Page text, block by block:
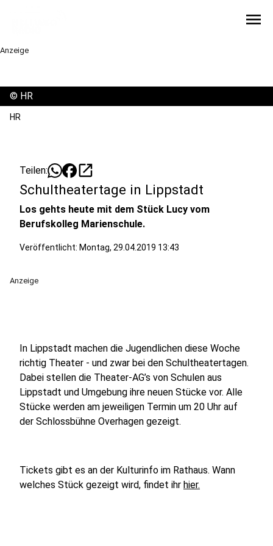
menu
Anzeige
© HR
HR
Teilen: open_in_new
Schultheatertage in Lippstadt
Los gehts heute mit dem Stück Lucy vom
Berufskolleg Marienschule.
Veröffentlicht: Montag, 29.04.2019 13:43
Anzeige
In Lippstadt machen die Jugendlichen diese Woche
richtig Theater - und zwar bei den Schultheatertagen.
Dabei stellen die Theater-AG’s von Schulen aus
Lippstadt und Umgebung ihre neuen Stücke vor. Alle
Stücke werden am jeweiligen Termin um 20 Uhr auf
der Schlossbühne Overhagen gezeigt.
Tickets gibt es an der Kulturinfo im Rathaus. Wann
welches Stück gezeigt wird, findet ihr hier.